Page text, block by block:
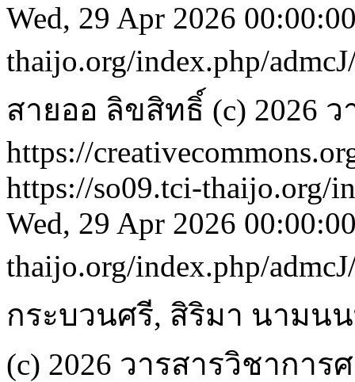
Wed, 29 Apr 2026
thaijo.org/index.php/
สายออ ลิขสิทธิ์ (c) 2026
https://
https://so09.tci-thaijo.org/
Wed, 29 Apr 2026
thaijo.org/index.php/
กระบวนศรี, สิริมา นามน
(c) 2026 วารสารวิชาการ